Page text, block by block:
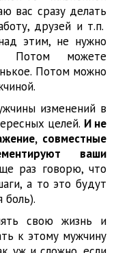
вас сразу делать
друзей и т.п.
этим, не нужно
Потом можете
Потом можно
изменений в
целей. И не
совместные
ваши
раз говорю, что
а то это будут
боль).
свою жизнь и
к этому мужчину